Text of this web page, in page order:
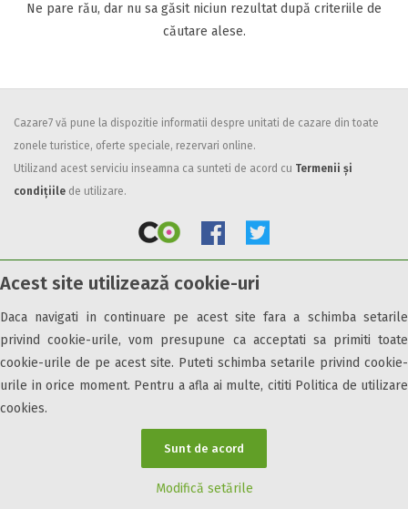
Acest site utilizează cookie-uri
Daca navigati in continuare pe acest site fara a schimba setarile
privind cookie-urile, vom presupune ca acceptati sa primiti toate
cookie-urile de pe acest site. Puteti schimba setarile privind cookie-
urile in orice moment. Pentru a afla ai multe, cititi Politica de utilizare
cookies.
Sunt de acord
Modifică setările
Selecteaza pretul
Facilități
Internet wireless
Parcare
All inclusive
Pensiune completa
Demipensiune
Mic dejun
Accepta animale
Accepta voucher vacanta
Acces persoane cu dizabilități
Ne pare rău, dar nu sa găsit niciun rezultat după criteriile de
căutare alese.
Cazare7 vă pune la dispozitie informatii despre unitati de cazare din toate
zonele turistice, oferte speciale, rezervari online.
Utilizand acest serviciu inseamna ca sunteti de acord cu Termenii și
condițiile de utilizare.
Obiective turistice Informații utile Parteneri Cazare7 Harta Cazare7